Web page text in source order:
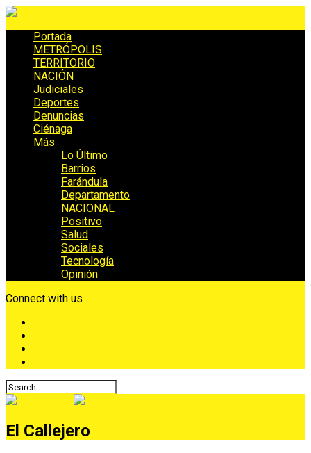
Portada
METRÓPOLIS
TERRITORIO
NACIÓN
Judiciales
Deportes
Denuncias
Ciénaga
Más
Lo Último
Barrios
Farándula
Departamento
NACIONAL
Positivo
Salud
Sociales
Tecnología
Opinión
Connect with us
El Callejero